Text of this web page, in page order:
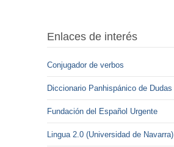
Enlaces de interés
Conjugador de verbos
Diccionario Panhispánico de Dudas
Fundación del Español Urgente
Lingua 2.0 (Universidad de Navarra)